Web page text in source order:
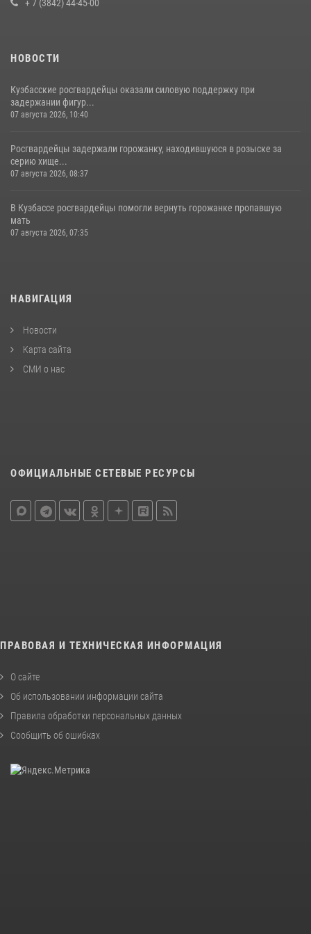
+ 7 (3842) 44-45-00
НОВОСТИ
Кузбасские росгвардейцы оказали силовую поддержку при
задержании фигур...
07 августа 2026, 10:40
Росгвардейцы задержали горожанку, находившуюся в розыске за
серию хище...
07 августа 2026, 08:37
В Кузбассе росгвардейцы помогли вернуть горожанке пропавшую
мать
07 августа 2026, 07:35
НАВИГАЦИЯ
Новости
Карта сайта
СМИ о нас
ОФИЦИАЛЬНЫЕ СЕТЕВЫЕ РЕСУРСЫ
ПРАВОВАЯ И ТЕХНИЧЕСКАЯ ИНФОРМАЦИЯ
О сайте
Об использовании информации сайта
Правила обработки персональных данных
Сообщить об ошибках